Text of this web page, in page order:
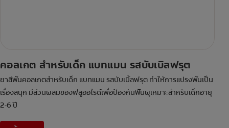
คอลเกต สำหรับเด็ก แบทแมน รสบับเบิลฟรุต
ยาสีฟันคอลเกตสำหรับเด็ก แบทแมน รสบับเบิ้ลฟรุต ทำให้การแปรงฟันเป็น
เรื่องสนุก มีส่วนผสมของฟลูออไรด์เพื่อป้องกันฟันผุเหมาะสำหรับเด็กอายุ
2-6 ปี